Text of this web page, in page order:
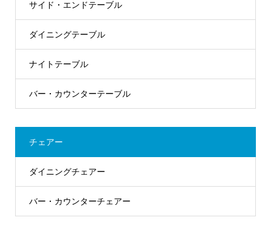
サイド・エンドテーブル
ダイニングテーブル
ナイトテーブル
バー・カウンターテーブル
チェアー
ダイニングチェアー
バー・カウンターチェアー